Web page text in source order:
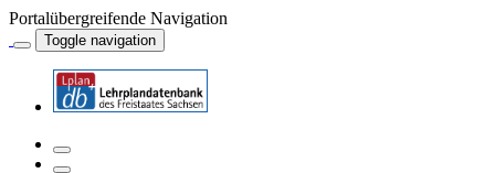
Portalübergreifende Navigation
Toggle navigation